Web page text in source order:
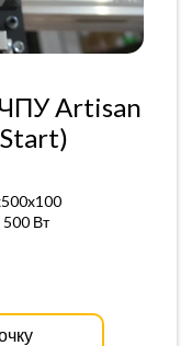
Artisan
Вт